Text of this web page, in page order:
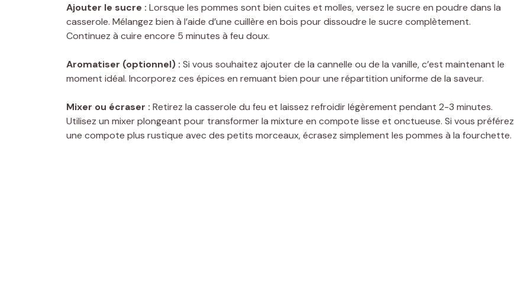
Ajouter le sucre : Lorsque les pommes sont bien cuites et molles, versez le sucre en poudre dans la
casserole. Mélangez bien à l’aide d’une cuillère en bois pour dissoudre le sucre complètement.
Continuez à cuire encore 5 minutes à feu doux.
Aromatiser (optionnel) : Si vous souhaitez ajouter de la cannelle ou de la vanille, c’est maintenant le
moment idéal. Incorporez ces épices en remuant bien pour une répartition uniforme de la saveur.
Mixer ou écraser : Retirez la casserole du feu et laissez refroidir légèrement pendant 2-3 minutes.
Utilisez un mixer plongeant pour transformer la mixture en compote lisse et onctueuse. Si vous préférez
une compote plus rustique avec des petits morceaux, écrasez simplement les pommes à la fourchette.